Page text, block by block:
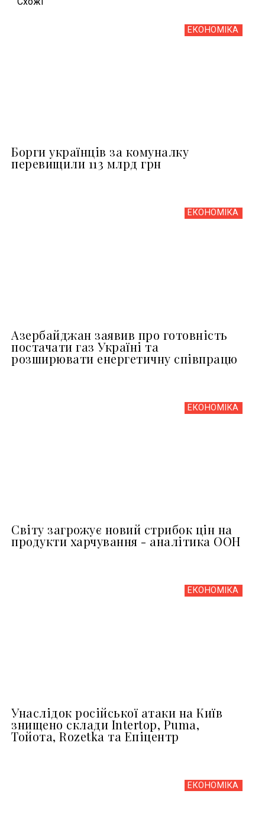
ЕКОНОМІКА
Борги українців за комуналку
перевищили 113 млрд грн
ЕКОНОМІКА
Азербайджан заявив про готовність
постачати газ Україні та
розширювати енергетичну співпрацю
ЕКОНОМІКА
Світу загрожує новий стрибок цін на
продукти харчування - аналітика ООН
ЕКОНОМІКА
Унаслідок російської атаки на Київ
знищено склади Intertop, Puma,
Тойота, Rozetka та Епіцентр
ЕКОНОМІКА